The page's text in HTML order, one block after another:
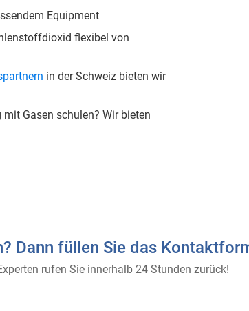
Equipment
flexibel von
in der Schweiz bieten wir
Gasen schulen? Wir bieten
Dann füllen Sie das
rufen Sie innerhalb 24 Stunden zurück!